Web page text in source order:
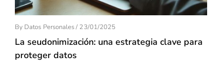
By Datos Personales/ Posted
On
23/01/2025
La seudonimización: una estrategia clave para
proteger datos